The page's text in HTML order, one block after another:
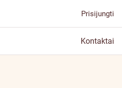
Prisijungti
Kontaktai